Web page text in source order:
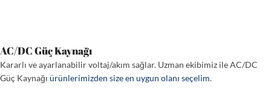
AC/DC Güç Kaynağı
Kararlı ve ayarlanabilir voltaj/akım sağlar. Uzman ekibimiz ile AC/DC
Güç Kaynağı ürünlerimizden size en uygun olanı seçelim.